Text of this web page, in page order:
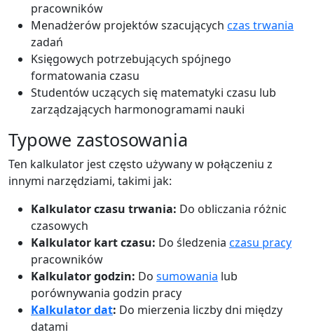
pracowników
Menadżerów projektów szacujących czas trwania
zadań
Księgowych potrzebujących spójnego
formatowania czasu
Studentów uczących się matematyki czasu lub
zarządzających harmonogramami nauki
Typowe zastosowania
Ten kalkulator jest często używany w połączeniu z
innymi narzędziami, takimi jak:
Kalkulator czasu trwania: Do obliczania różnic
czasowych
Kalkulator kart czasu: Do śledzenia czasu pracy
pracowników
Kalkulator godzin: Do sumowania lub
porównywania godzin pracy
Kalkulator dat: Do mierzenia liczby dni między
datami